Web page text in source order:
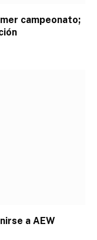
campeonato;
a AEW